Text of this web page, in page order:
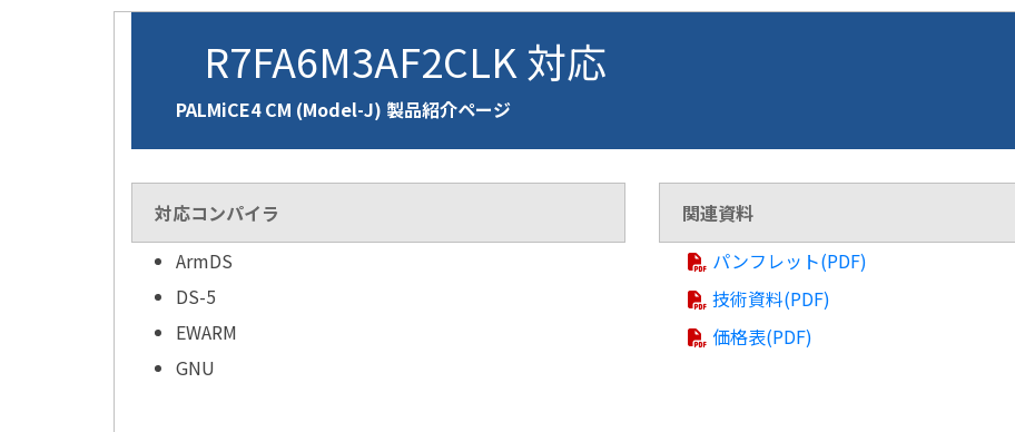
R7FA6M3AF2CLK 対応
PALMiCE4 CM (Model-J) 製品紹介ページ
対応コンパイラ
ArmDS
DS-5
EWARM
GNU
関連資料
パンフレット(PDF)
技術資料(PDF)
価格表(PDF)